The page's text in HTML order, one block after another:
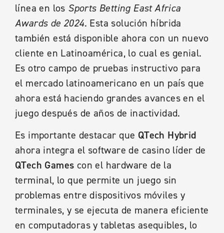
línea en los Sports Betting East Africa
Awards de 2024. Esta solución híbrida
también está disponible ahora con un nuevo
cliente en Latinoamérica, lo cual es genial.
Es otro campo de pruebas instructivo para
el mercado latinoamericano en un país que
ahora está haciendo grandes avances en el
juego después de años de inactividad.
Es importante destacar que QTech Hybrid
ahora integra el software de casino líder de
QTech Games con el hardware de la
terminal, lo que permite un juego sin
problemas entre dispositivos móviles y
terminales, y se ejecuta de manera eficiente
en computadoras y tabletas asequibles, lo